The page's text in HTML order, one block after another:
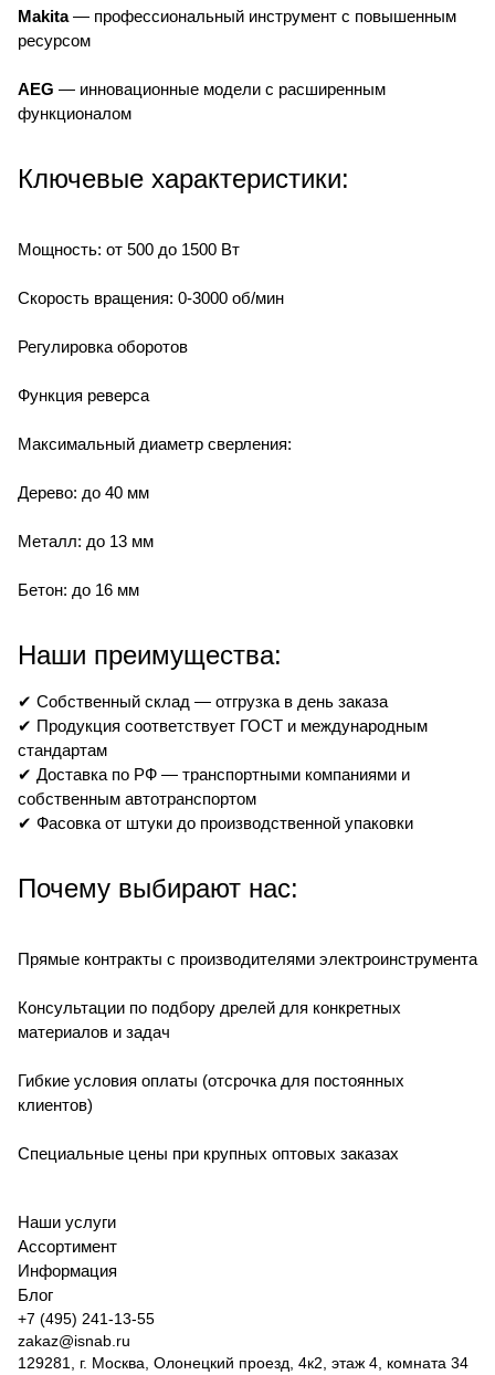
Makita— профессиональный инструмент с повышенным
ресурсом
AEG — инновационные модели с расширенным
функционалом
Ключевые характеристики:
Мощность: от 500 до 1500 Вт
Скорость вращения: 0-3000 об/мин
Регулировка оборотов
Функция реверса
Максимальный диаметр сверления:
Дерево: до 40 мм
Металл: до 13 мм
Бетон: до 16 мм
Наши преимущества:
✔ Собственный склад — отгрузка в день заказа
✔ Продукция соответствует ГОСТ и международным
стандартам
✔ Доставка по РФ — транспортными компаниями и
собственным автотранспортом
✔ Фасовка от штуки до производственной упаковки
Почему выбирают нас:
Прямые контракты с производителями электроинструмента
Консультации по подбору дрелей для конкретных
материалов и задач
Гибкие условия оплаты (отсрочка для постоянных
клиентов)
Специальные цены при крупных оптовых заказах
Наши услуги
Ассортимент
Информация
Блог
+7 (495) 241-13-55
zakaz@isnab.ru
129281, г. Москва, Олонецкий проезд, 4к2, этаж 4, комната 34